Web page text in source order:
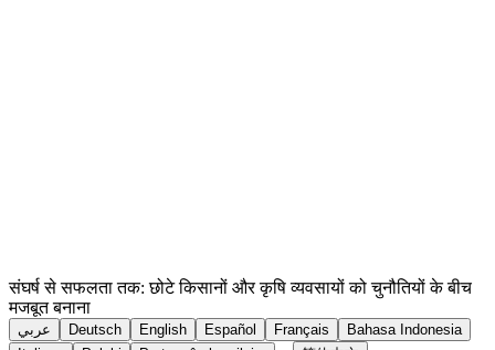
संघर्ष से सफलता तक: छोटे किसानों और कृषि व्यवसायों को चुनौतियों के बीच
मजबूत बनाना
عربي Deutsch English Español Français
Bahasa Indonesia